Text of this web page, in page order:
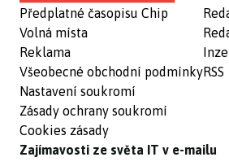
Předplatné časopisu Chip
Volná místa
Reklama
Všeobecné obchodní podmínky
Nastavení soukromí
Zásady ochrany soukromí
Cookies zásady
RSS
Zajímavosti ze světa IT v e-mailu